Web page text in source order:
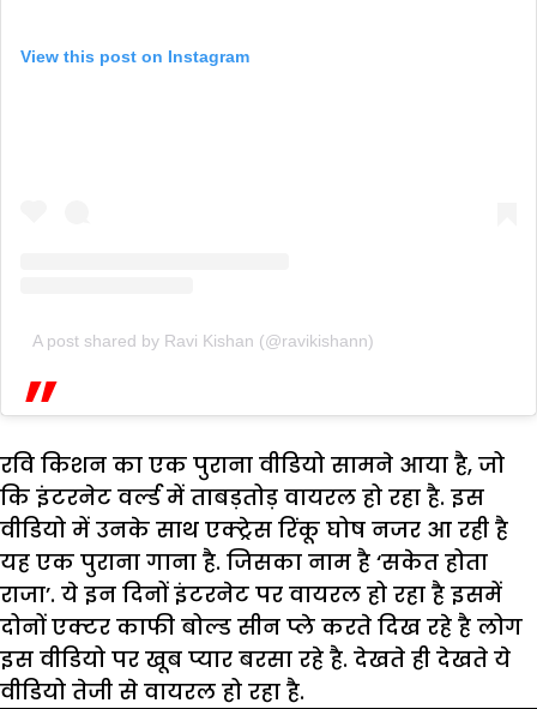
View this post on Instagram
A post shared by Ravi Kishan (@ravikishann)
रवि किशन का एक पुराना वीडियो सामने आया है, जो
कि इंटरनेट वर्ल्ड में ताबड़तोड़ वायरल हो रहा है. इस
वीडियो में उनके साथ एक्ट्रेस रिंकू घोष नजर आ रही है
यह एक पुराना गाना है. जिसका नाम है ‘सकेत होता
राजा’. ये इन दिनों इंटरनेट पर वायरल हो रहा है इसमें
दोनों एक्टर काफी बोल्ड सीन प्ले करते दिख रहे है लोग
इस वीडियो पर खूब प्यार बरसा रहे है. देखते ही देखते ये
वीडियो तेजी से वायरल हो रहा है.